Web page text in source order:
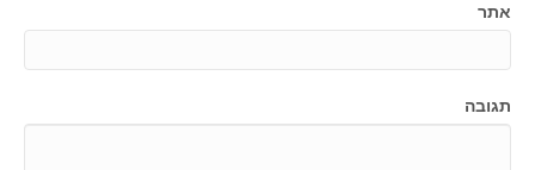
אתר
תגובה